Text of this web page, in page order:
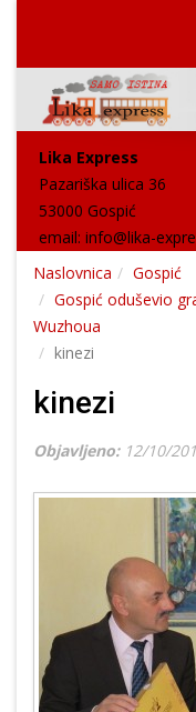
Lika Express
Pazariška ulica 36
53000 Gospić
email: info@lika-
Naslovnica
Gospić
Gospić oduševio
Wuzhoua
kinezi
kinezi
Objavljeno: 12/10/